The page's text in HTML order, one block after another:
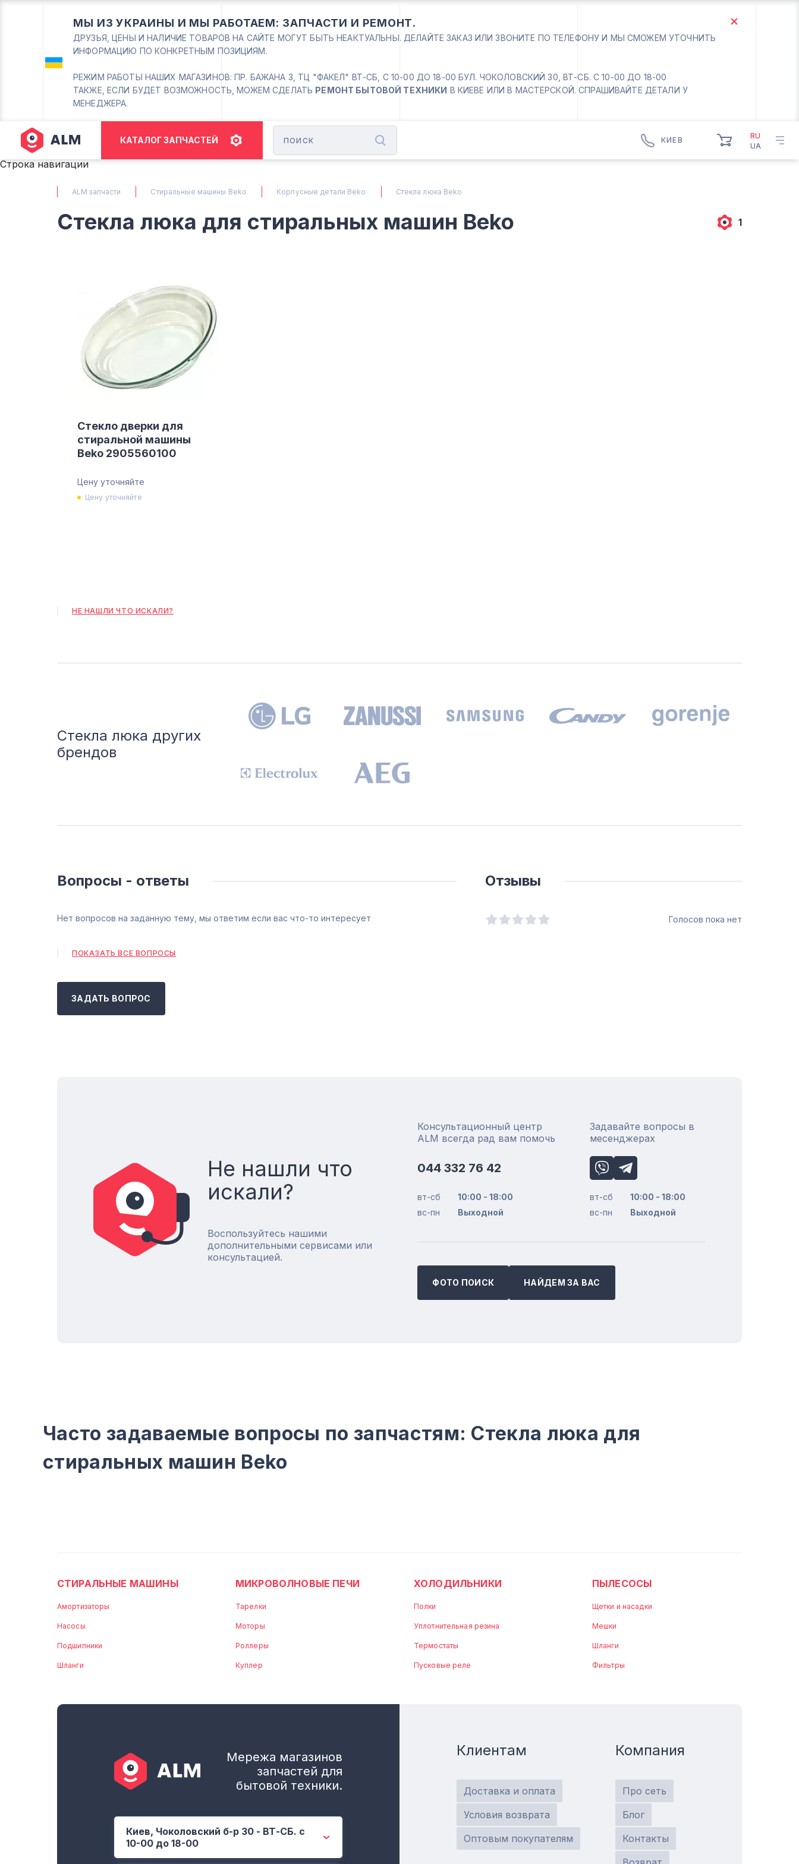
МЫ ИЗ УКРАИНЫ И МЫ РАБОТАЕМ: ЗАПЧАСТИ И РЕМОНТ.
ДРУЗЬЯ, ЦЕНЫ И НАЛИЧИЕ ТОВАРОВ НА САЙТЕ МОГУТ БЫТЬ НЕАКТУАЛЬНЫ. ДЕЛАЙТЕ ЗАКАЗ ИЛИ ЗВОНИТЕ ПО ТЕЛЕФОНУ И МЫ СМОЖЕМ УТОЧНИТЬ
ИНФОРМАЦИЮ ПО КОНКРЕТНЫМ ПОЗИЦИЯМ.
РЕЖИМ РАБОТЫ НАШИХ МАГАЗИНОВ: ПР. БАЖАНА 3, ТЦ "ФАКЕЛ" ВТ-СБ, С 10-00 ДО 18-00 БУЛ. ЧОКОЛОВСКИЙ 30, ВТ-СБ. С 10-00 ДО 18-00
ТАКЖЕ, ЕСЛИ БУДЕТ ВОЗМОЖНОСТЬ, МОЖЕМ СДЕЛАТЬ РЕМОНТ БЫТОВОЙ ТЕХНИКИ В КИЕВЕ ИЛИ В МАСТЕРСКОЙ. СПРАШИВАЙТЕ ДЕТАЛИ У
МЕНЕДЖЕРА.
КАТАЛОГ ЗАПЧАСТЕЙ КИЕВ
RU
UA
Строка навигации
ALM запчасти Стиральные машины Beko Корпусные детали Beko Стекла люка Beko
Стекла люка для стиральных машин Beko 1
Стекло дверки для
стиральной машины
Beko 2905560100
Цену уточняйте
Цену уточняйте
НЕ НАШЛИ ЧТО ИСКАЛИ?
Стекла люка других
брендов
Вопросы - ответы
Нет вопросов на заданную тему, мы ответим если вас что-то интересует
ПОКАЗАТЬ ВСЕ ВОПРОСЫ
ЗАДАТЬ ВОПРОС
Отзывы
Голосов пока нет
Не нашли что
искали?
Воспользуйтесь нашими
дополнительными сервисами или
консультацией.
Консультационный центр
ALM всегда рад вам помочь
044 332 76 42
вт-сб
10:00 - 18:00
вс-пн
Выходной
Задавайте вопросы в
месенджерах
вт-сб
10:00 - 18:00
вс-пн
Выходной
ФОТО ПОИСК НАЙДЕМ ЗА ВАС
Часто задаваемые вопросы по запчастям: Стекла люка для
стиральных машин Beko
СТИРАЛЬНЫЕ МАШИНЫ
Амортизаторы
Насосы
Подшипники
Шланги
МИКРОВОЛНОВЫЕ ПЕЧИ
Тарелки
Моторы
Роллеры
Куплер
ХОЛОДИЛЬНИКИ
Полки
Уплотнительная резина
Термостаты
Пусковые реле
ПЫЛЕСОСЫ
Щетки и насадки
Мешки
Шланги
Фильтры
Мережа магазинов
запчастей для
бытовой техники.
Киев, Чоколовский б-р 30 - ВТ-СБ. с
10-00 до 18-00
Клиентам
Доставка и оплата
Условия возврата
Оптовым покупателям
Компания
Про сеть
Блог
Контакты